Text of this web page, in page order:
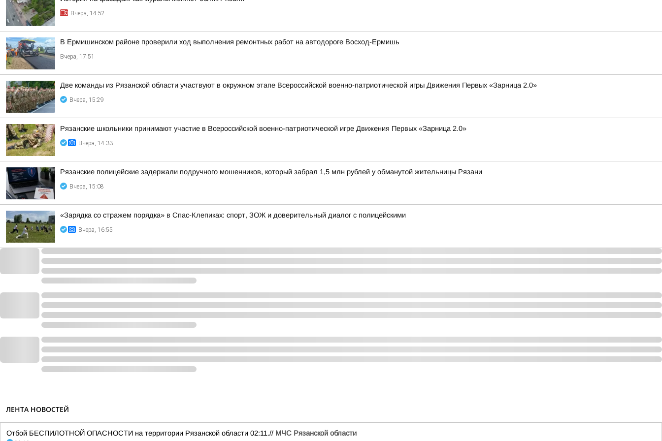
Вчера, 14:52
В Ермишинском районе проверили ход выполнения ремонтных работ на автодороге Восход-Ермишь
Вчера, 17:51
Две команды из Рязанской области участвуют в окружном этапе Всероссийской военно-патриотической игры Движения Первых «Зарница 2.0»
Вчера, 15:29
Рязанские школьники принимают участие в Всероссийской военно-патриотической игре Движения Первых «Зарница 2.0»
Вчера, 14:33
Рязанские полицейские задержали подручного мошенников, который забрал 1,5 млн рублей у обманутой жительницы Рязани
Вчера, 15:08
«Зарядка со стражем порядка» в Спас-Клепиках: спорт, ЗОЖ и доверительный диалог с полицейскими
Вчера, 16:55
ЛЕНТА НОВОСТЕЙ
Отбой БЕСПИЛОТНОЙ ОПАСНОСТИ на территории Рязанской области 02:11.// МЧС Рязанской области